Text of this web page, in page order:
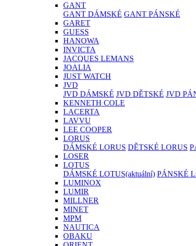
GANT
GANT DÁMSKÉ GANT PÁNSKÉ
GARET
GUESS
HANOWA
INVICTA
JACQUES LEMANS
JOALIA
JUST WATCH
JVD
JVD DÁMSKÉ JVD DĚTSKÉ JVD
KENNETH COLE
LACERTA
LAVVU
LEE COOPER
LORUS
DÁMSKÉ LORUS DĚTSKÉ LORUS
LOSER
LOTUS
DÁMSKÉ LOTUS(aktuální) PÁNSKÉ
LUMINOX
LUMIR
MILLNER
MINET
MPM
NAUTICA
OBAKU